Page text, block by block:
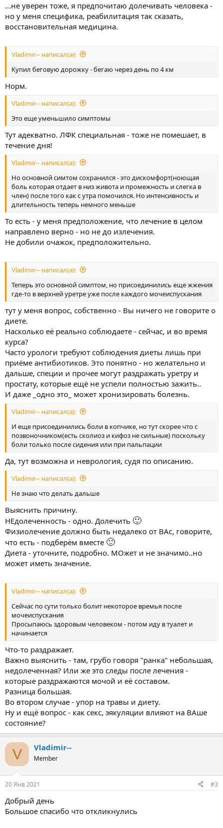
...не уверен тоже, я предпочитаю долечивать человека -
но у меня специфика, реабилитация так сказать,
восстановительная медицина.
Vladimir-- написал(а):
Купил беговую дорожку - бегаю через день по 4 км
Норм.
Vladimir-- написал(а):
Это еще уменьшило симптомы
Тут адекватно. ЛФК специальная - тоже не помешает, в
течение дня!
Vladimir-- написал(а):
Но основной симтом сохранился - это дискомфорт(ноющая
боль которая отдает в низ живота и промежность и слегка в
член) после того как с утра помочился. Но интенсивность и
длительность теперь немного меньше
То есть - у меня предположение, что лечение в целом
направлено верно - но не до излечения.
Не добили очажок, предположительно.
Vladimir-- написал(а):
Теперь это основной симптом, но присоединились еще жжения
где-то в верхней уретре уже после каждого мочеиспускания
тут у меня вопрос, собственно - Вы ничего не говорите о
диете.
Насколько её реально соблюдаете - сейчас, и во время
курса?
Часто урологи требуют соблюдения диеты лишь при
приёме антибиотиков. Это понятно - но желательно и
дальше, специи и прочее могут раздражать уретру и
простату, которые ещё не успели полностью зажить..
И даже _одно это_ может хронизировать болезнь.
Vladimir-- написал(а):
И еще присоединились боли в копчике, но тут скорее что с
позвоночником(есть сколиоз и кифоз не сильные) поскольку
боли только после сидения или при пальпации
Да, тут возможна и неврология, судя по описанию.
Vladimir-- написал(а):
Не знаю что делать дальше
Выяснить причину.
НЕдолеченность - одно. Долечить 🙂
Физиолечение должно быть недалеко от ВАс, говорите,
что есть - подберём вместе 🙂
Диета - уточните, подробно. МОжет и не значимо..но
может иметь значение.
Vladimir-- написал(а):
Сейчас по сути только болит некоторое времья после
мочеиспускания
Просыпаюсь здоровым человеком - потом иду в туалет и
начинается
Что-то раздражает.
Важно выяснить - там, грубо говоря "ранка" небольшая,
недолеченная? Или же это следы после лечения -
которые раздражаются мочой и её составом.
Разница большая.
Во втором случае - упор на травы и диету.
Ну и ещё вопрос - как секс, эякуляции влияют на ВАше
состояние?
V Vladimir--
Member
20 Янв 2021 #3
Добрый день
Большое спасибо что откликнулись